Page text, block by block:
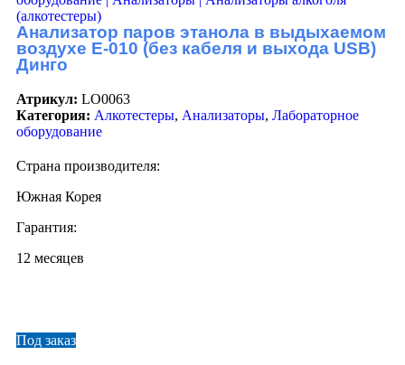
Анализатор паров этанола в выдыхаемом
воздухе Е-010 (без кабеля и выхода USB)
Динго
Атрикул: LO0063
Категория: Алкотестеры, Анализаторы, Лабораторное
оборудование
Страна производителя:
Южная Корея
Гарантия:
12 месяцев
Под заказ